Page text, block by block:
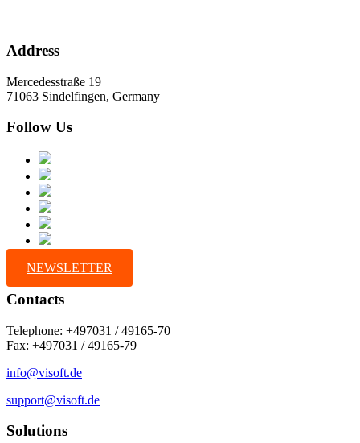
Address
Mercedesstraße 19
71063 Sindelfingen, Germany
Follow Us
NEWSLETTER
Contacts
Telephone: +497031 / 49165-70
Fax: +497031 / 49165-79
info@visoft.de
support@visoft.de
Solutions